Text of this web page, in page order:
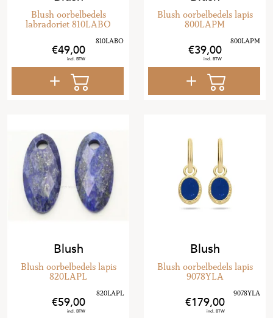
Blush oorbelbedels
labradoriet 810LABO
49,00
Blush oorbelbedels lapis
800LAPM
39,00
Blush
Blush oorbelbedels lapis
820LAPL
59,00
Blush
Blush oorbelbedels lapis
9078YLA
179,00